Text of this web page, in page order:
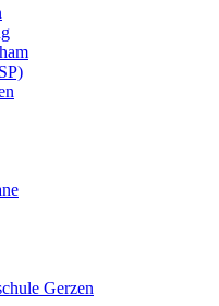
Gerzen